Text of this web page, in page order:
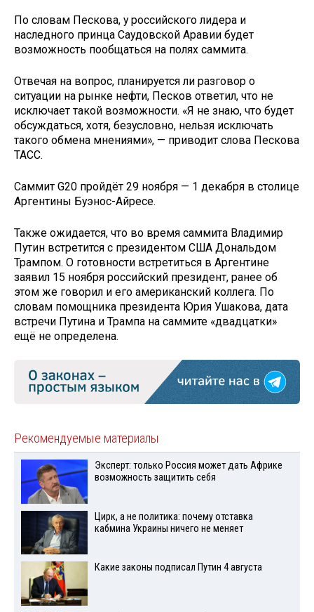
По словам Пескова, у российского лидера и
наследного принца Саудовской Аравии будет
возможность пообщаться на полях саммита.
Отвечая на вопрос, планируется ли разговор о
ситуации на рынке нефти, Песков ответил, что не
исключает такой возможности. «Я не знаю, что будет
обсуждаться, хотя, безусловно, нельзя исключать
такого обмена мнениями», — приводит слова Пескова
ТАСС.
Саммит G20 пройдёт 29 ноября — 1 декабря в столице
Аргентины Буэнос-Айресе.
Также ожидается, что во время саммита Владимир
Путин встретится с президентом США Дональдом
Трампом. О готовности встретиться в Аргентине
заявил 15 ноября российский президент, ранее об
этом же говорил и его американский коллега. По
словам помощника президента Юрия Ушакова, дата
встречи Путина и Трампа на саммите «двадцатки»
ещё не определена.
Рекомендуемые материалы
Эксперт: только Россия может дать Африке
возможность защитить себя
Цирк, а не политика: почему отставка
кабмина Украины ничего не меняет
Какие законы подписал Путин 4 августа